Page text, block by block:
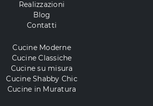
Realizzazioni
Blog
Contatti
Cucine Moderne
Cucine Classiche
Cucine su misura
Cucine Shabby Chic
Cucine in Muratura